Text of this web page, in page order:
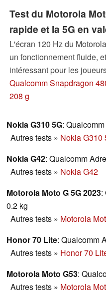
Test du Motorola
rapide et la 5G en
L'écran 120 Hz du
un fonctionnement fluide,
intéressant pour les
doté de la 5G et d'une
euros (~227 $).
Qualcomm Snapdragon
208 g
Nokia G310 5G:
Autres tests » Nokia G310
Nokia G42: Qualcomm
Autres tests » Nokia G42
Motorola Moto G 5G 2023:
0.2 kg
Autres tests » Motorola
Honor 70 Lite: Qualcomm
Autres tests » Honor 70
Motorola Moto G53:
Autres tests » Motorola